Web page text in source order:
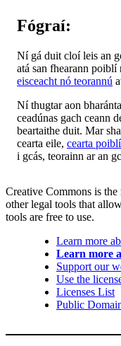
Fógraí:
Ní gá duit cloí leis an
atá san fhearann poiblí
eisceacht nó teorannú
Ní thugtar aon
ceadúnas gach ceann
beartaithe duit. Mar
cearta eile, cearta
i gcás, teorainn ar an
Creative Commons is
other legal tools that
tools are free to use.
Learn more
Learn more
Support our
Use the
Licenses List
Public